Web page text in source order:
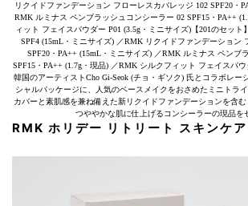
リクイドファンデーション フローレスカバレッジ 102 SPF20・
RMK ルミナス ペンブラッシュコンシーラー 02 SPF15・PA++
ィット フェイスパウダー P01 (3.5g・ミニサイズ)【201のセット
SPF4 (15mL・ミニサイズ) ／RMK リクイドファンデーション
SPF20・PA++ (15mL・ミニサイズ) ／RMK ルミナス ペンブ
SPF15・PA++ (1.7g・現品) ／RMK シルクフィット フェイスパ
韓国のアーティストCho Gi-Seok (チョ・ギソク) 氏とコラボレー
シャルパッケージに、人気のベースメイクをおさめたミニトラ
カバーと素肌感を兼ね備えた新リクイドファンデーションを含
つややかな肌に仕上げるコンシーラーの現品を
RMK ホリデー リトリート スキンケ